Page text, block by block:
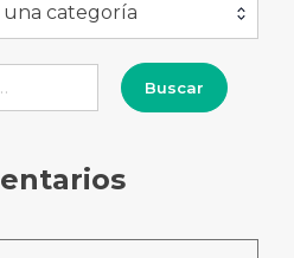
una categoría
Buscar